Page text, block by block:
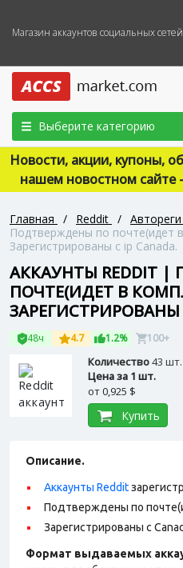
Магазин аккаунтов социальных сетей
Выберите категорию
Новости, акции, купоны,
нашем новостном сайте
Главная / Reddit / Автореги
Подтверждены по почте(идет
Зарегистрированы с ip Canada.
АККАУНТЫ REDDIT
ПОЧТЕ(ИДЕТ В
ЗАРЕГИСТРИРОВАНЫ
48ч 4.7 1.2% 100+
Количество43 шт.
Цена за 1 шт.
от0,925 $
Купить
Описание.
Аккаунты Reddit
Подтверждены по
Зарегистрированы с
Формат выдаваемых